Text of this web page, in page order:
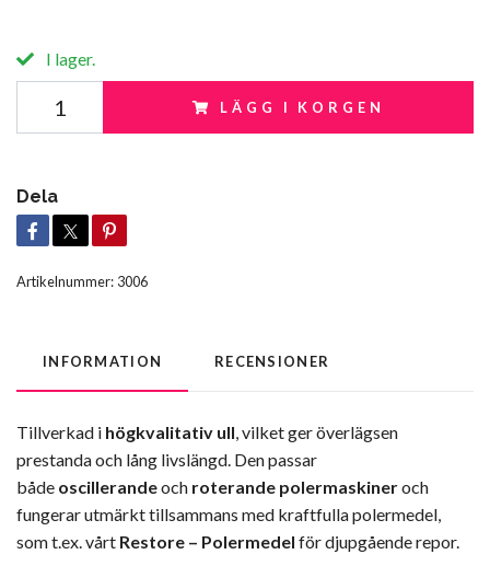
I lager.
LÄGG I KORGEN
Dela
Artikelnummer: 3006
INFORMATION RECENSIONER
Tillverkad i högkvalitativ ull, vilket ger överlägsen
prestanda och lång livslängd. Den passar
både oscillerandeoch roterande polermaskineroch
fungerar utmärkt tillsammans med kraftfulla polermedel,
som t.ex. vårt Restore – Polermedel för djupgående repor.